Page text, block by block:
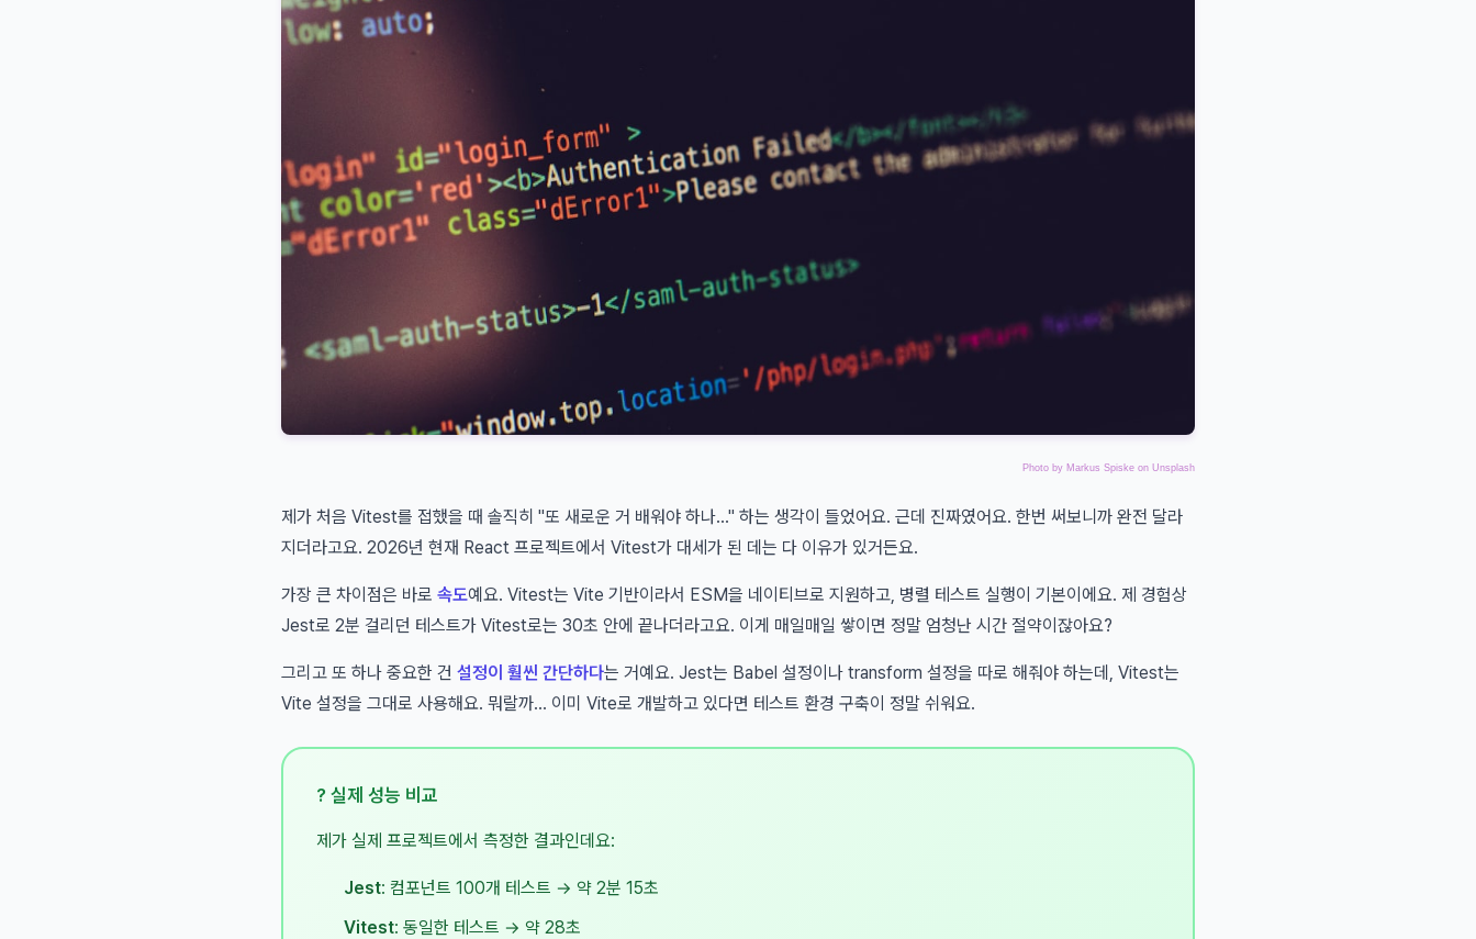
Photo by Markus Spiske on Unsplash
제가 처음 Vitest를 접했을 때 솔직히 "또 새로운 거 배워야 하나..." 하는 생각이 들었어요. 근데 진짜였어요. 한번 써보니까 완전 달라
지더라고요. 2026년 현재 React 프로젝트에서 Vitest가 대세가 된 데는 다 이유가 있거든요.
가장 큰 차이점은 바로 속도예요. Vitest는 Vite 기반이라서 ESM을 네이티브로 지원하고, 병렬 테스트 실행이 기본이에요. 제 경험상
Jest로 2분 걸리던 테스트가 Vitest로는 30초 안에 끝나더라고요. 이게 매일매일 쌓이면 정말 엄청난 시간 절약이잖아요?
그리고 또 하나 중요한 건 설정이 훨씬 간단하다는 거예요. Jest는 Babel 설정이나 transform 설정을 따로 해줘야 하는데, Vitest는
Vite 설정을 그대로 사용해요. 뭐랄까... 이미 Vite로 개발하고 있다면 테스트 환경 구축이 정말 쉬워요.
? 실제 성능 비교
제가 실제 프로젝트에서 측정한 결과인데요:
Jest: 컴포넌트 100개 테스트 → 약 2분 15초
Vitest: 동일한 테스트 → 약 28초